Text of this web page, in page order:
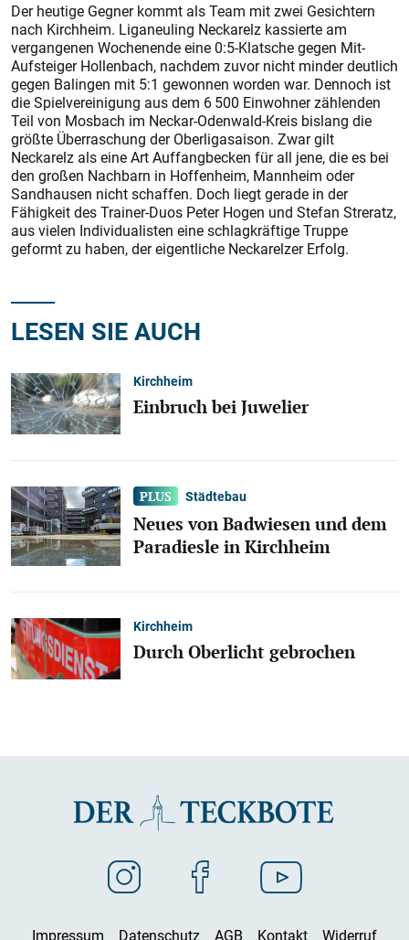
Der heutige Gegner kommt als Team mit zwei Gesichtern
nach Kirchheim. Liganeuling Neckarelz kassierte am
vergangenen Wochenende eine 0:5-Klatsche gegen Mit-
Aufsteiger Hollenbach, nachdem zuvor nicht minder deutlich
gegen Balingen mit 5:1 gewonnen worden war. Dennoch ist
die Spielvereinigung aus dem 6 500 Einwohner zählenden
Teil von Mosbach im Neckar-Odenwald-Kreis bislang die
größte Überraschung der Oberligasaison. Zwar gilt
Neckarelz als eine Art Auffangbecken für all jene, die es bei
den großen Nachbarn in Hoffenheim, Mannheim oder
Sandhausen nicht schaffen. Doch liegt gerade in der
Fähigkeit des Trainer-Duos Peter Hogen und Stefan Streratz,
aus vielen Individualisten eine schlagkräftige Truppe
geformt zu haben, der eigentliche Neckarelzer Erfolg.
LESEN SIE AUCH
Kirchheim
Einbruch bei Juwelier
Städtebau
Neues von Badwiesen und dem
Paradiesle in Kirchheim
Kirchheim
Durch Oberlicht gebrochen
Impressum Datenschutz AGB Kontakt Widerruf